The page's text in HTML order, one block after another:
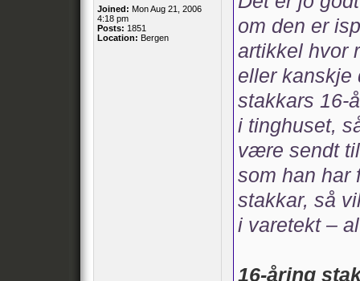
Joined: Mon Aug 21, 2006
4:18 pm
Posts: 1851
Location: Bergen
om den er
artikkel hvor
eller kanskje
stakkars 16-
i tinghuset,
være sendt
som han har
stakkar, så
i varetekt –
16-åring